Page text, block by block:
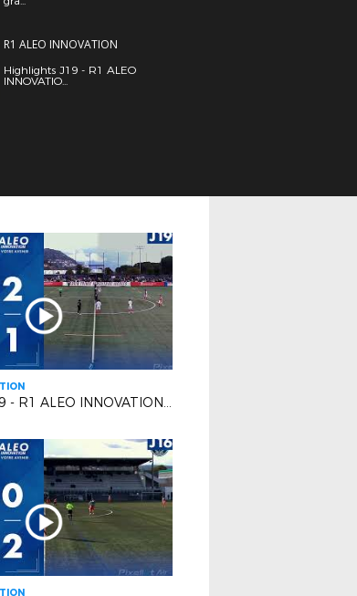
R1 ALEO INNOVATION
Highlights J19 - R1 ALEO
INNOVATIO...
Highlights J19 - R1 ALEO INNOVATION | AS Monaco FC 2 VS FC Beausoleil